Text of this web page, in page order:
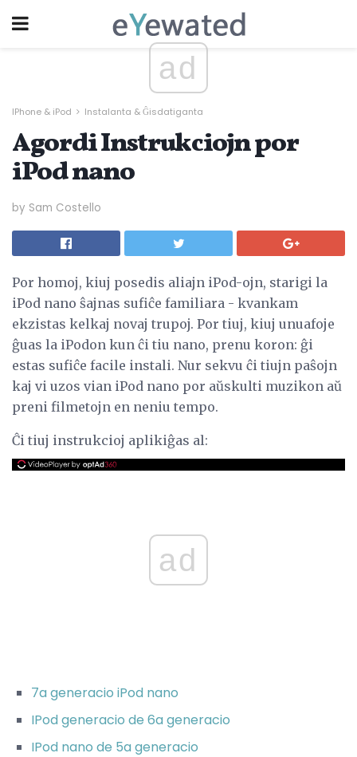
ad
IPhone & iPod Instalanta & Ĝisdatiganta
Agordi Instrukciojn por
iPod nano
by Sam Costello
Por homoj, kiuj posedis aliajn iPod-ojn, starigi la
iPod nano ŝajnas sufiĉe familiara - kvankam
ekzistas kelkaj novaj trupoj. Por tiuj, kiuj unuafoje
ĝuas la iPodon kun ĉi tiu nano, prenu koron: ĝi
estas sufiĉe facile instali. Nur sekvu ĉi tiujn paŝojn
kaj vi uzos vian iPod nano por aŭskulti muzikon aŭ
preni filmetojn en neniu tempo.
Ĉi tiuj instrukcioj aplikiĝas al:
ad
7a generacio iPod nano
IPod generacio de 6a generacio
IPod nano de 5a generacio